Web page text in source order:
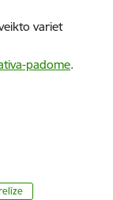
variet
padome.